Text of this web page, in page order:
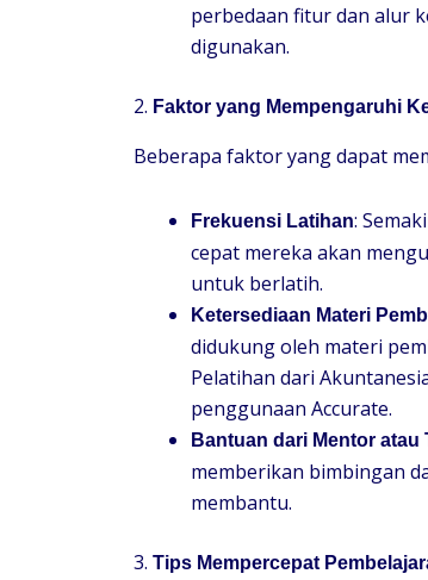
perbedaan fitur dan alur
digunakan.
2. Faktor yang Mempengaruhi
Beberapa faktor yang dapat
Frekuensi Latihan:
cepat mereka akan
untuk berlatih.
Ketersediaan Materi
didukung oleh materi
Pelatihan dari
penggunaan Accurate.
Bantuan dari Mentor atau
memberikan bimbingan
membantu.
3. Tips Mempercepat